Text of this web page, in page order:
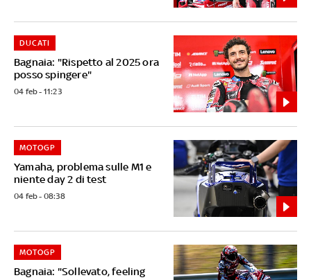
Bagnaia: "Rispetto al 2025 ora
posso spingere"
DUCATI
04 feb - 11:23
Yamaha, problema sulle M1 e
niente day 2 di test
MOTOGP
04 feb - 08:38
Bagnaia: "Sollevato, feeling
MOTOGP